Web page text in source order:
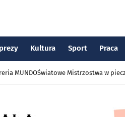
Kultura Sport Praca
MUNDOŚwiatowe Mistrzostwa w